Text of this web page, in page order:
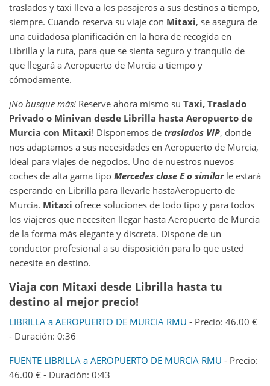
traslados y taxi lleva a los pasajeros a sus destinos a tiempo,
siempre. Cuando reserva su viaje con Mitaxi, se asegura de
una cuidadosa planificación en la hora de recogida en
Librilla y la ruta, para que se sienta seguro y tranquilo de
que llegará a Aeropuerto de Murcia a tiempo y
cómodamente.
¡No busque más! Reserve ahora mismo su Taxi, Traslado
Privado o Minivan desde Librilla hasta Aeropuerto de
Murcia con Mitaxi! Disponemos de traslados VIP, donde
nos adaptamos a sus necesidades en Aeropuerto de Murcia,
ideal para viajes de negocios. Uno de nuestros nuevos
coches de alta gama tipo Mercedes clase E o similarle estará
esperando en Librilla para llevarle hastaAeropuerto de
Murcia. Mitaxi ofrece soluciones de todo tipo y para todos
los viajeros que necesiten llegar hasta Aeropuerto de Murcia
de la forma más elegante y discreta. Dispone de un
conductor profesional a su disposición para lo que usted
necesite en destino.
Viaja con Mitaxi desde Librilla hasta tu
destino al mejor precio!
LIBRILLA a AEROPUERTO DE MURCIA RMU - Precio: 46.00 €
- Duración: 0:36
FUENTE LIBRILLA a AEROPUERTO DE MURCIA RMU - Precio:
46.00 € - Duración: 0:43